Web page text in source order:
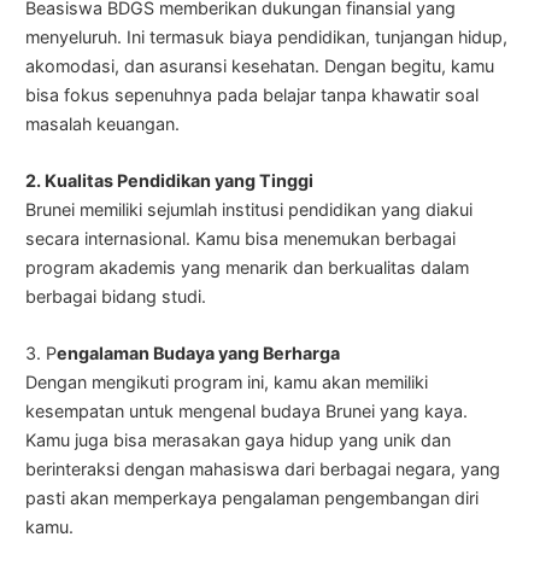
Beasiswa BDGS memberikan dukungan finansial yang
menyeluruh. Ini termasuk biaya pendidikan, tunjangan hidup,
akomodasi, dan asuransi kesehatan. Dengan begitu, kamu
bisa fokus sepenuhnya pada belajar tanpa khawatir soal
masalah keuangan.
2. Kualitas Pendidikan yang Tinggi
Brunei memiliki sejumlah institusi pendidikan yang diakui
secara internasional. Kamu bisa menemukan berbagai
program akademis yang menarik dan berkualitas dalam
berbagai bidang studi.
3. Pengalaman Budaya yang Berharga
Dengan mengikuti program ini, kamu akan memiliki
kesempatan untuk mengenal budaya Brunei yang kaya.
Kamu juga bisa merasakan gaya hidup yang unik dan
berinteraksi dengan mahasiswa dari berbagai negara, yang
pasti akan memperkaya pengalaman pengembangan diri
kamu.